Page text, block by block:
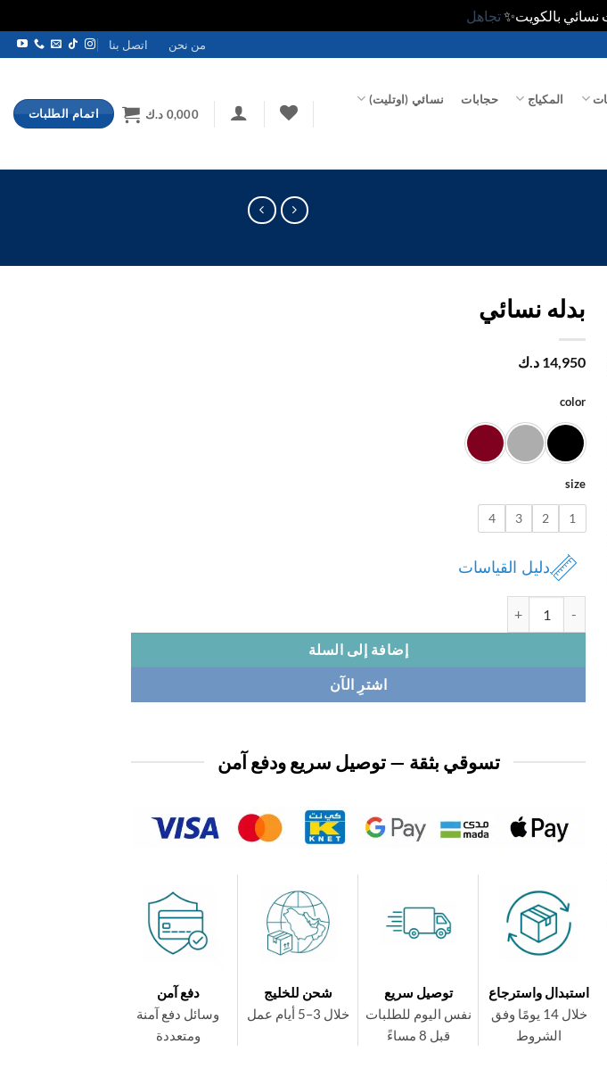
نسائي بالكويت✨تجاهل
من نحن اتصل بنا
المكياج حجابات نسائي (اوتليت)
0,000 د.ك اتمام الطلبات
بدله نسائي
14,950 د.ك
color
size
1
2
3
4
دليل القياسات
إضافة إلى السلة
اشترِ الآن
تسوقي بثقة — توصيل سريع ودفع آمن
استبدال واسترجاع
خلال 14 يومًا وفق
الشروط
توصيل سريع
نفس اليوم للطلبات
قبل 8 مساءً
شحن للخليج
خلال 3–5 أيام عمل
دفع آمن
وسائل دفع آمنة
ومتعددة